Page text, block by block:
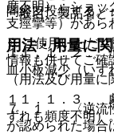
度不明）：ショッ
支痙攣等）があら
１１．１．２．
血小板減少（いず
１１．１．３．
ずれも頻度不明）
間経口投与する。
用法・用量に
（用法及び用量に
７．１． 〈逆流
が認められた場合
一般名、製品名ど
※ ご使用いただく
情報も併せてご確